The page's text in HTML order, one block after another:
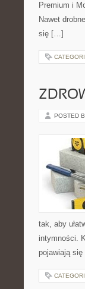
Premium i
Nawet
się […]
POSTED
tak, aby
intymności.
pojawiają